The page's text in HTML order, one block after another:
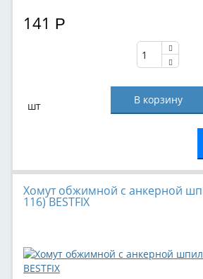
141 Р
шт
Хомут обжимной с анкерной
116) BESTFIX